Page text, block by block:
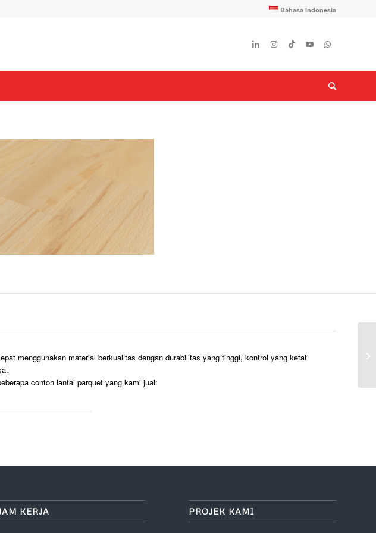
Bahasa Indonesia
menggunakan material berkualitas dengan durabilitas yang tinggi, kontrol yang ketat
contoh lantai parquet yang kami jual:
KERJA PROJEK KAMI